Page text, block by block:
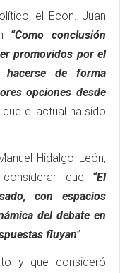
el Econ. Juan
“Como conclusión
promovidos por el
de forma
opciones desde
el actual ha sido
Hidalgo León,
que “El
con espacios
del debate en
fluyan”.
y que consideró